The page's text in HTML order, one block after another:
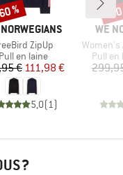
ZipUp
Product group
Pull en laine
Prix
€Prix réduit
111,98 €
5,0(1)
%
WE
Article
Women's
Pull en
-
?